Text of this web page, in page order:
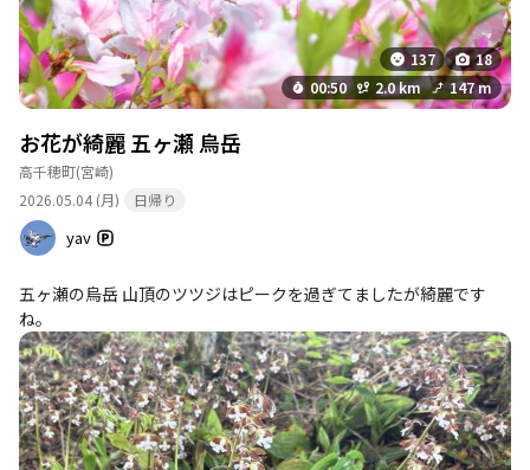
137
18
00:50
2.0 km 147 m
お花が綺麗 五ヶ瀬 烏岳
高千穂町(宮崎)
2026.05.04 (月)
日帰り
yav
五ヶ瀬の烏岳 山頂のツツジはピークを過ぎてましたが綺麗です
ね。